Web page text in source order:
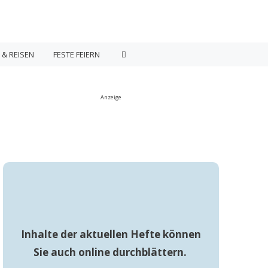
REISEN FESTE FEIERN
Anzeige
Inhalte der aktuellen Hefte können
Sie auch online durchblättern.